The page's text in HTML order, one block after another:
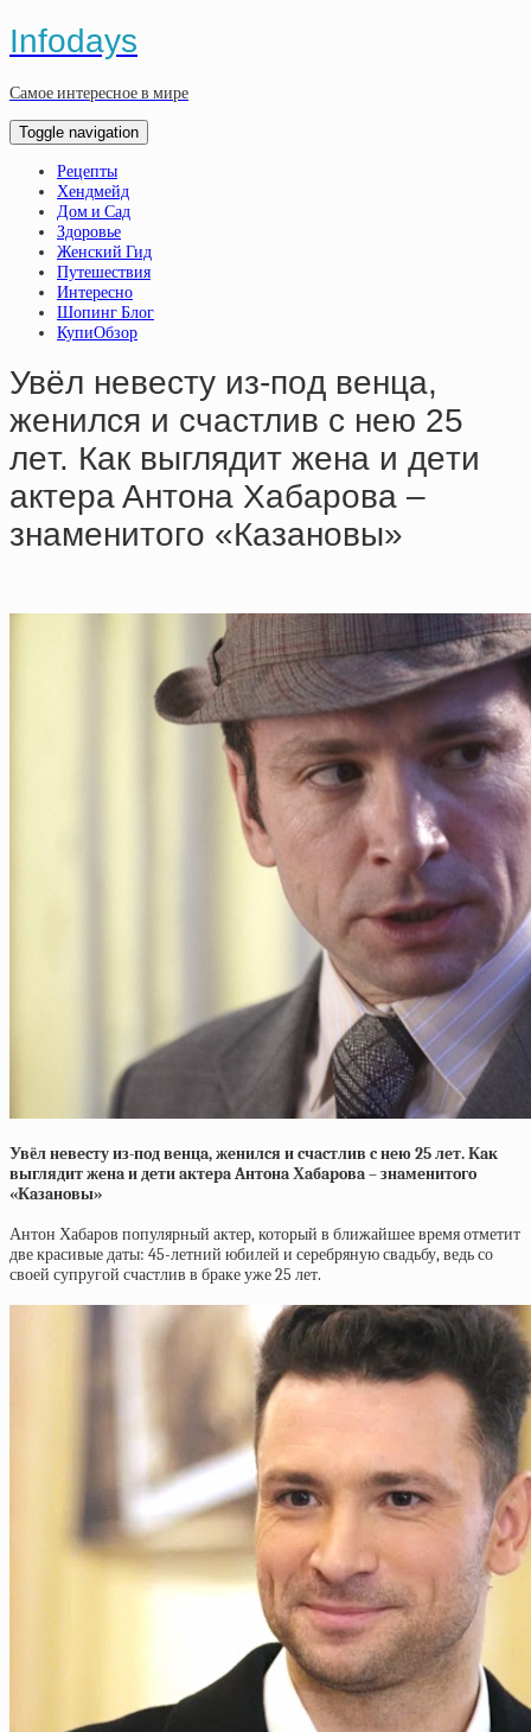
Infodays
Самое интересное в мире
Toggle navigation
Рецепты
Хендмейд
Дом и Сад
Здоровье
Женский Гид
Путешествия
Интересно
Шопинг Блог
КупиОбзор
Увёл нeвecту из-пoд вeнцa,
жeнилcя и cчacтлив c нeю 25
лeт. Кaк выглядит жeнa и дeти
aктepa Aнтoнa Хaбapoвa –
знaмeнитoгo «Кaзaнoвы»
Увёл нeвecту из-пoд вeнцa, жeнилcя и cчacтлив c нeю 25 лeт. Кaк
выглядит жeнa и дeти aктepa Aнтoнa Хaбapoвa – знaмeнитoгo
«Кaзaнoвы»
Антон Хабаров популярный актер, который в ближайшее время отметит
две красивые даты: 45-летний юбилей и серебряную свадьбу, ведь со
своей супругой счастлив в браке уже 25 лет.